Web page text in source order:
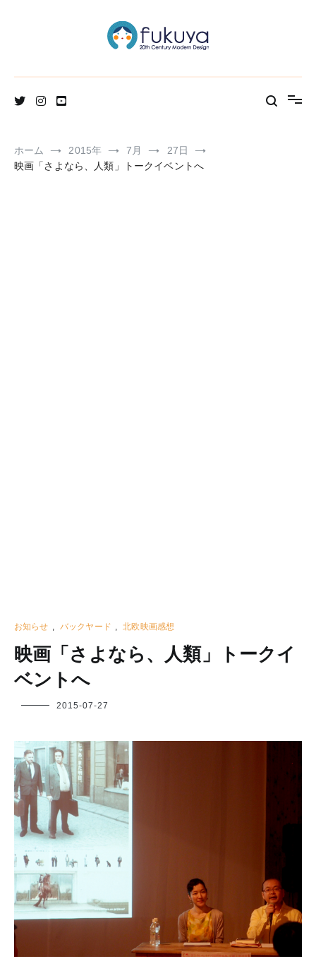
ホーム 2015年 7月
27日
映画「さよなら、人類」トークイベントへ
お知らせ , バックヤード , 北欧映画感想
映画「さよなら、人類」トークイ
ベントへ
フ
2015-07-27